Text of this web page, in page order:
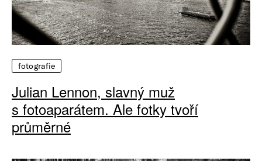
fotografie
Julian Lennon, slavný muž
s fotoaparátem. Ale fotky tvoří
průměrné